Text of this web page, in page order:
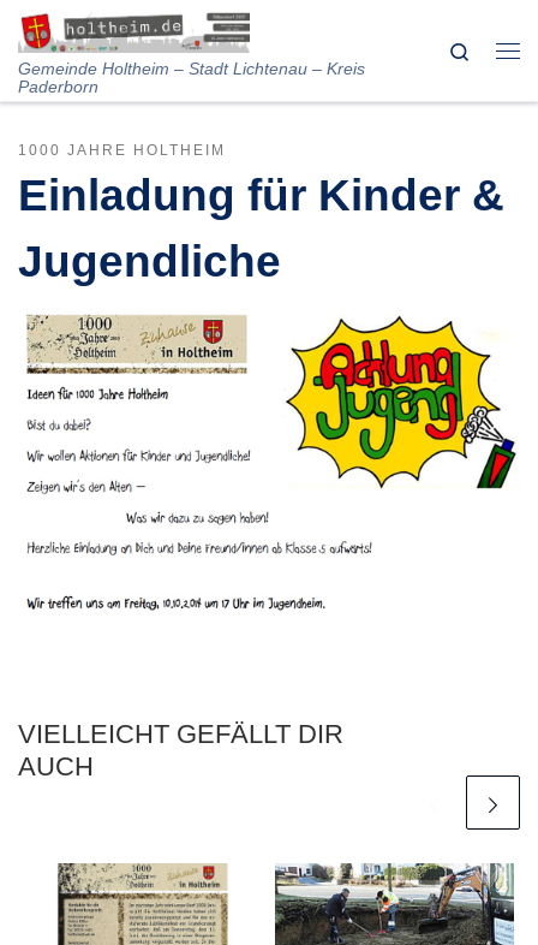
Skip to content
Gemeinde Holtheim – Stadt Lichtenau – Kreis
Paderborn
Search
1000 JAHRE HOLTHEIM
Einladung für Kinder &
Jugendliche
VIELLEICHT GEFÄLLT DIR
AUCH